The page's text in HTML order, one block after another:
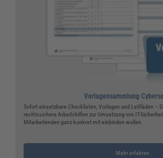
Vorlagensammlung
Sofort einsetzbare Checklisten, Vorlagen und Leitfäden –
rechtssichere Arbeitshilfen zur Umsetzung von IT-
Mitarbeitenden ganz konkret mit einbinden wollen.
Mehr erfahren